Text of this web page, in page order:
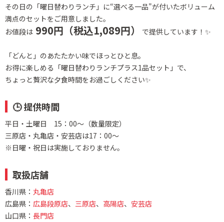
その日の「曜日替わりランチ」に“選べる一品"が付いたボリューム
満点のセットをご用意しました。
お値段は 990円（税込1,089円） で提供しています！✨
「どんと」のあたたかい味でほっとひと息。
お得に楽しめる「曜日替わりランチプラス1品セット」で、
ちょっと贅沢な夕食時間をお過ごしください✨
🕒 提供時間
平日・土曜日 15：00〜（数量限定）
三原店・丸亀店・安芸店は17：00～
※日曜・祝日は実施しておりません。
取扱店舗
香川県： 丸亀店
広島県： 広島段原店、 三原店、 高陽店、 安芸店
山口県： 長門店